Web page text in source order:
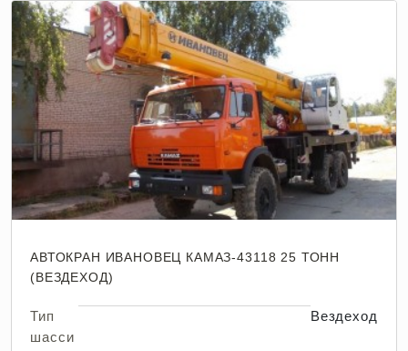
АВТОКРАН ИВАНОВЕЦ КАМАЗ-43118 25 ТОНН
(ВЕЗДЕХОД)
Тип
шасси
Вездеход